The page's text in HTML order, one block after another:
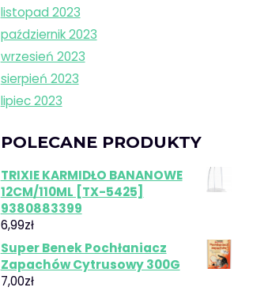
listopad 2023
październik 2023
wrzesień 2023
sierpień 2023
lipiec 2023
POLECANE PRODUKTY
TRIXIE KARMIDŁO BANANOWE
12CM/110ML [TX-5425]
9380883399
6,99zł
Super Benek Pochłaniacz
Zapachów Cytrusowy 300G
7,00zł